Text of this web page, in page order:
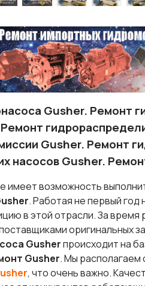
Gusher. Ремонт
Gusher. Ремонт
насосов Gusher.
имеет возможность
. Работая не первый год
в этой отрасли. За
оригинальных
Gusherпроисходит на
Gusher. Мы
, что очень важно.